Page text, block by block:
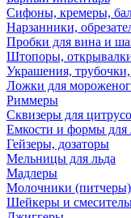
Сифоны, кремеры,
Нарзанники,
Пробки для вина и
Штопоры,
Украшения, трубочки,
Ложки для
Риммеры
Сквизеры для
Емкости и формы для
Гейзеры, дозаторы
Мельницы для льда
Мадлеры
Молочники (питчеры)
Шейкеры и